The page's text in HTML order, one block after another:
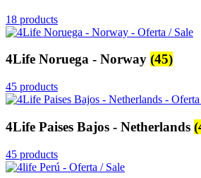
18 products
4Life Noruega - Norway (45)
45 products
4Life Paises Bajos - Netherlands
45 products